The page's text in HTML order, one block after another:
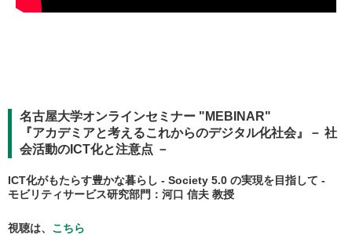
名古屋大学オンラインセミナー "MEBINAR"
『アカデミアと考えるこれからのデジタル化社会』－ 社
会活動のICT化と注意点 －
ICT化がもたらす豊かな暮らし - Society 5.0 の実現を目指して -
モビリティサービス研究部門：河口 信夫 教授
視聴は、 こちら